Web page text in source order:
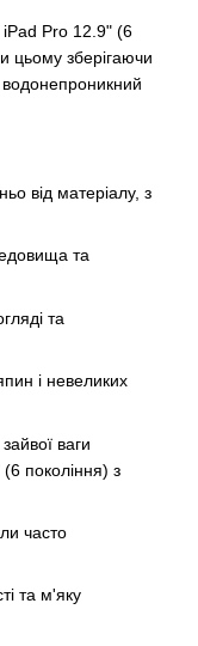
iPad Pro 12.9" (6
цьому зберігаючи
водонепроникний
від матеріалу, з
та
та
і невеликих
ваги
покоління) з
часто
та м'яку